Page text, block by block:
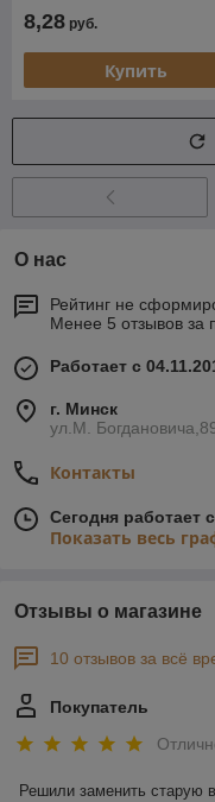
8,28 руб.
Купить
О нас
Рейтинг не
Менее 5 отзывов за
Работает с
г. Минск
ул.М.
Контакты
Сегодня работает
Показать весь
Отзывы о магазине
10 отзывов за всё
Покупатель
Решили заменить старую